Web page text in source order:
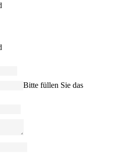
Bitte füllen Sie das